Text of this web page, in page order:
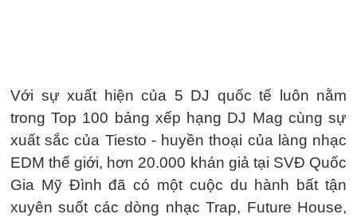
Với sự xuất hiện của 5 DJ quốc tế luôn nằm
trong Top 100 bảng xếp hạng DJ Mag cùng sự
xuất sắc của Tiesto - huyền thoại của làng nhạc
EDM thế giới, hơn 20.000 khán giả tại SVĐ Quốc
Gia Mỹ Đình đã có một cuộc du hành bất tận
xuyên suốt các dòng nhạc Trap, Future House,